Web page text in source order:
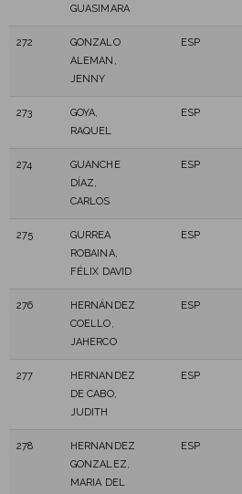
GUASIMARA
272
GONZALO
ALEMAN,
JENNY
ESP
273
GOYA,
RAQUEL
ESP
274
GUANCHE
DÍAZ,
CARLOS
ESP
275
GURREA
ROBAINA,
FÉLIX DAVID
ESP
276
HERNÁNDEZ
COELLO,
JAHERCO
ESP
277
HERNANDEZ
DE CABO,
JUDITH
ESP
278
HERNANDEZ
GONZALEZ,
MARIA DEL
ESP